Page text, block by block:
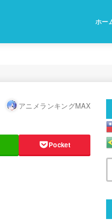
ホー
アニメランキングMAX
Pocket